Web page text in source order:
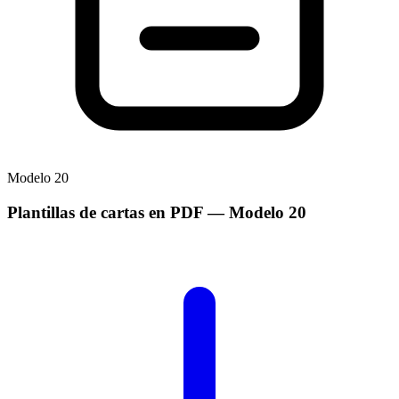
Modelo 20
Plantillas de cartas en PDF— Modelo 20